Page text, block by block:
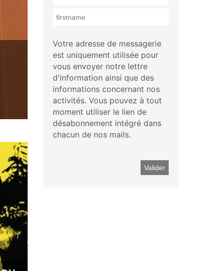
Votre adresse de messagerie
est uniquement utilisée pour
vous envoyer notre lettre
d'information ainsi que des
informations concernant nos
activités. Vous pouvez à tout
moment utiliser le lien de
désabonnement intégré dans
chacun de nos mails.